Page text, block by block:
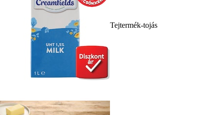
Tejtermék-tojás